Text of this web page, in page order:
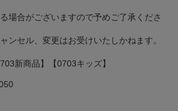
場合がございますので予めご了承くださ
ンセル、変更はお受けいたしかねます。
新商品】【0703キッズ】